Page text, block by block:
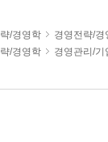
/경영학
경영전략/경
/경영학 경영관리/기